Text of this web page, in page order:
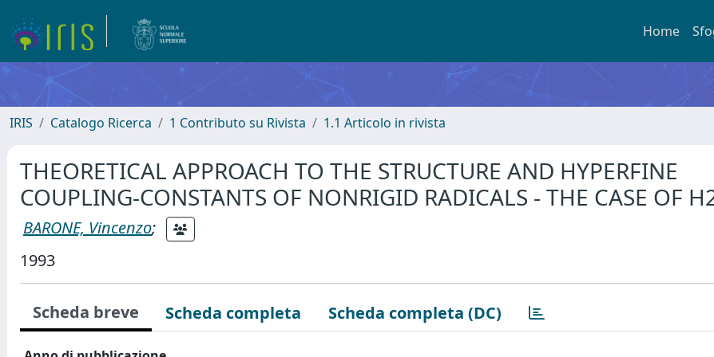
Home
IRIS Catalogo Ricerca 1 Contributo su Rivista 1.1 Articolo in rivista
THEORETICAL APPROACH TO THE STRUCTURE AND HYPERFINE
COUPLING-CONSTANTS OF NONRIGID RADICALS - THE CASE OF
BARONE, Vincenzo;
1993
Scheda breve Scheda completa Scheda completa (DC)